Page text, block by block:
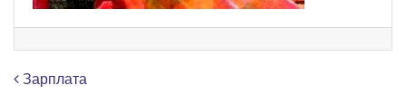
Навигация по записям
Зарплата